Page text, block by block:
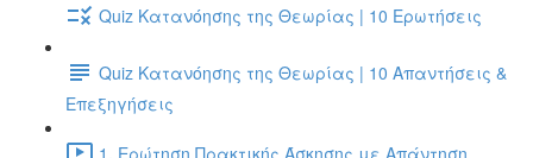
Quiz Κατανόησης της Θεωρίας | 10 Ερωτήσεις
Quiz Κατανόησης της Θεωρίας | 10 Απαντήσεις &
Επεξηγήσεις
1. Ερώτηση Πρακτικής Άσκησης με Απάντηση